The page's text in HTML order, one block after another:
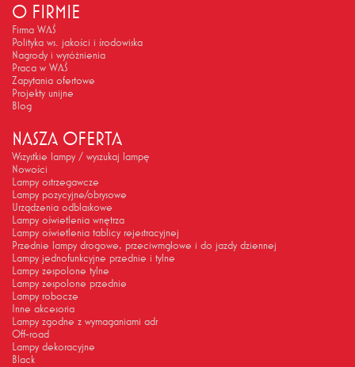
O FIRMIE
Firma WAŚ
Polityka ws. jakości i środowiska
Nagrody i wyróżnienia
Praca w WAŚ
Zapytania ofertowe
Projekty unijne
Blog
NASZA OFERTA
Wszystkie lampy / wyszukaj lampę
Nowości
Lampy ostrzegawcze
Lampy pozycyjne/obrysowe
Urządzenia odblaskowe
Lampy oświetlenia wnętrza
Lampy oświetlenia tablicy rejestracyjnej
Przednie lampy drogowe, przeciwmgłowe i do jazdy dziennej
Lampy jednofunkcyjne przednie i tylne
Lampy zespolone tylne
Lampy zespolone przednie
Lampy robocze
Inne akcesoria
Lampy zgodne z wymaganiami adr
Off-road
Lampy dekoracyjne
Black